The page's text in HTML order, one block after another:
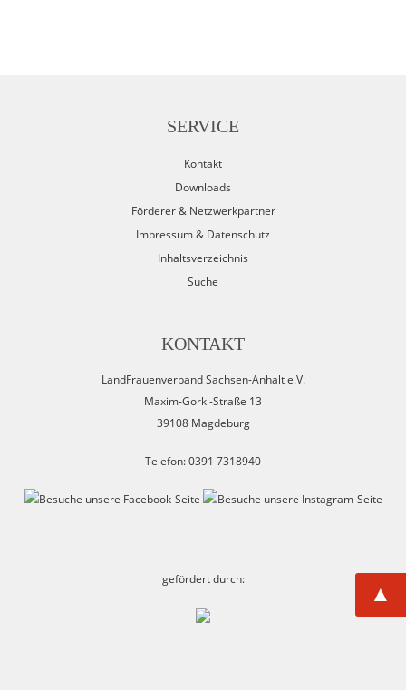
SERVICE
Kontakt
Downloads
Förderer & Netzwerkpartner
Impressum & Datenschutz
Inhaltsverzeichnis
Suche
KONTAKT
LandFrauenverband Sachsen-Anhalt e.V.
Maxim-Gorki-Straße 13
39108 Magdeburg
Telefon: 0391 7318940
gefördert durch:
▲